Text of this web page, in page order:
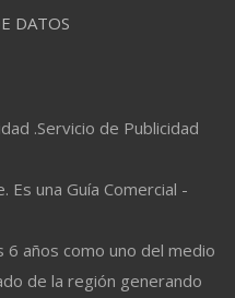
DATOS
.Servicio de Publicidad
una Guía Comercial -
6 años como uno del medio
de la región generando